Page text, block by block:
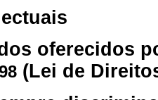
oferecidos
(Lei de